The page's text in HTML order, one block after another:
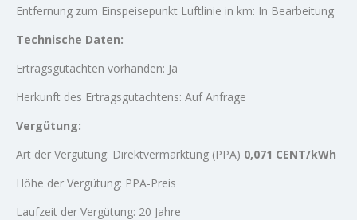
Entfernung zum Einspeisepunkt Luftlinie in km: In Bearbeitung
Technische Daten:
Ertragsgutachten vorhanden: Ja
Herkunft des Ertragsgutachtens: Auf Anfrage
Vergütung:
Art der Vergütung: Direktvermarktung (PPA) 0,071 CENT/kWh
Höhe der Vergütung: PPA-Preis
Laufzeit der Vergütung: 20 Jahre